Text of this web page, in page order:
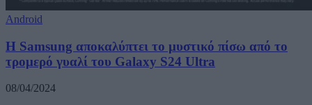
Android
Η Samsung αποκαλύπτει το μυστικό πίσω από το
τρομερό γυαλί του Galaxy S24 Ultra
08/04/2024